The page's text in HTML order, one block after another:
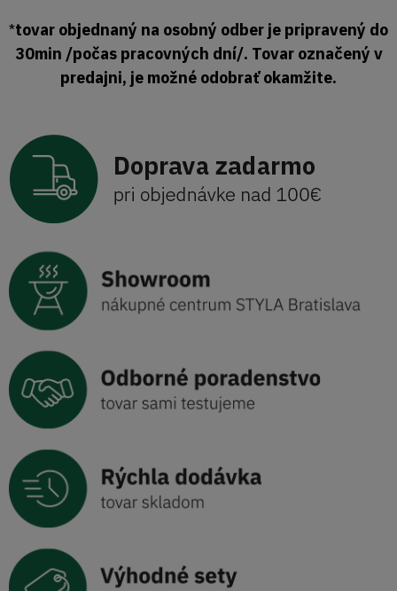
*tovar objednaný na osobný odber je pripravený do
30min /počas pracovných dní/. Tovar označený v
predajni, je možné odobrať okamžite.